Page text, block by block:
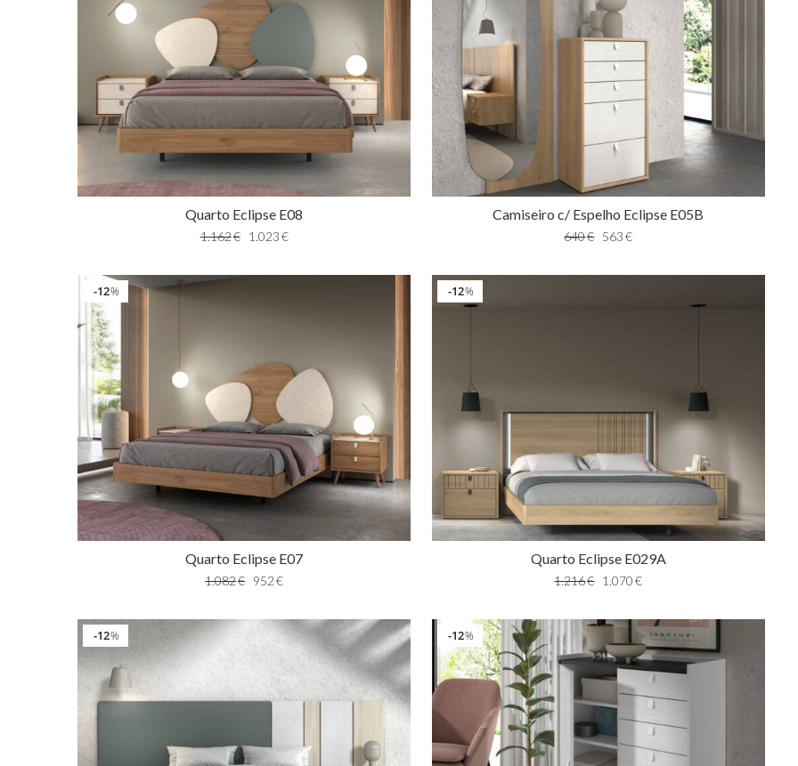
Quarto Eclipse E08
1.162€ 1.023€
Camiseiro c/ Espelho Eclipse E05B
640€ 563 €
%
12
Quarto Eclipse E07
1.082€ 952€
%
12
Quarto Eclipse E029A
1.216€ 1.070 €
%
12 %
12